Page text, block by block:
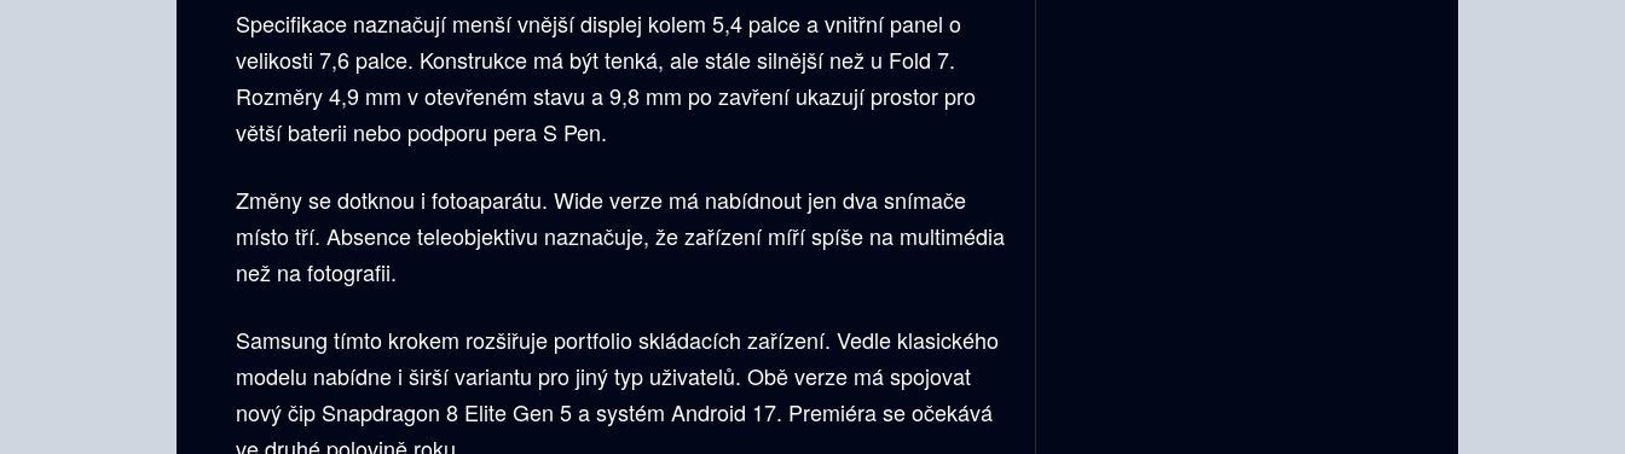
Specifikace naznačují menší vnější displej kolem 5,4 palce a vnitřní panel o
velikosti 7,6 palce. Konstrukce má být tenká, ale stále silnější než u Fold 7.
Rozměry 4,9 mm v otevřeném stavu a 9,8 mm po zavření ukazují prostor pro
větší baterii nebo podporu pera S Pen.
Změny se dotknou i fotoaparátu. Wide verze má nabídnout jen dva snímače
místo tří. Absence teleobjektivu naznačuje, že zařízení míří spíše na multimédia
než na fotografii.
Samsung tímto krokem rozšiřuje portfolio skládacích zařízení. Vedle klasického
modelu nabídne i širší variantu pro jiný typ uživatelů. Obě verze má spojovat
nový čip Snapdragon 8 Elite Gen 5 a systém Android 17. Premiéra se očekává